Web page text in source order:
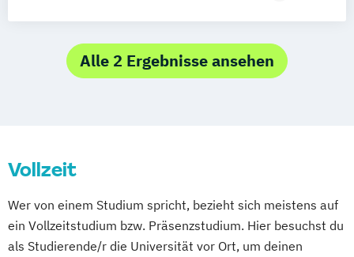
Management (EN)
Bauingenieurwesen im Hochbau
Design of Digital Products
Electrical Engineering (EN)
Embedded Systems Design
EntwicklungsingenieurIn Maschinenbau
Hochschuldidaktik für Gesundheitsberufe
Logopädie
Alle 2 Ergebnisse ansehen
Vollzeit
Wer von einem Studium spricht, bezieht sich meistens auf
ein Vollzeitstudium bzw. Präsenzstudium. Hier besuchst du
als Studierende/r die Universität vor Ort, um deinen